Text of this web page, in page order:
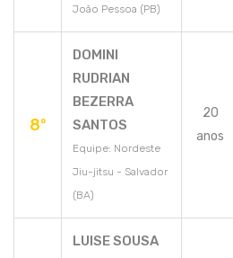
João Pessoa (PB)
8º
DOMINI
RUDRIAN
BEZERRA
SANTOS
Equipe: Nordeste
Jiu-jitsu - Salvador
(BA)
20
anos
LUISE SOUSA